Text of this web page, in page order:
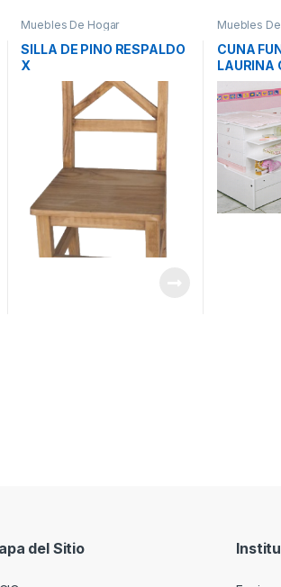
Muebles De Hogar
SILLA DE PINO RESPALDO
X
Muebles
CUNA
LAURINA
del Sitio